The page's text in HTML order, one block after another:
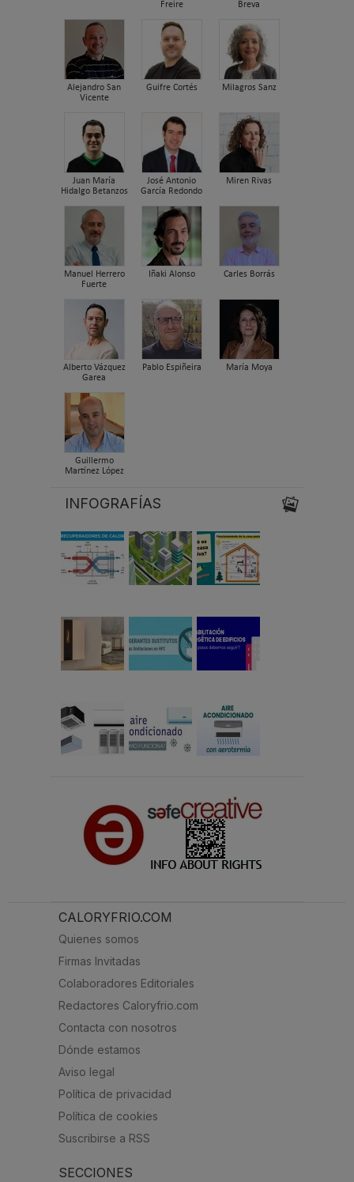
Freire Breva
Alejandro San
Vicente
Guifre Cortés Milagros Sanz
Juan María
Hidalgo Betanzos
José Antonio
García Redondo
Miren Rivas
Manuel Herrero
Fuerte
Iñaki Alonso Carles Borrás
Alberto Vázquez
Garea
Pablo Espiñeira María Moya
Guillermo
Martínez López
INFOGRAFÍAS
CALORYFRIO.COM
Quienes somos
Firmas Invitadas
Colaboradores Editoriales
Redactores Caloryfrio.com
Contacta con nosotros
Dónde estamos
Aviso legal
Política de privacidad
Política de cookies
Suscribirse a RSS
SECCIONES